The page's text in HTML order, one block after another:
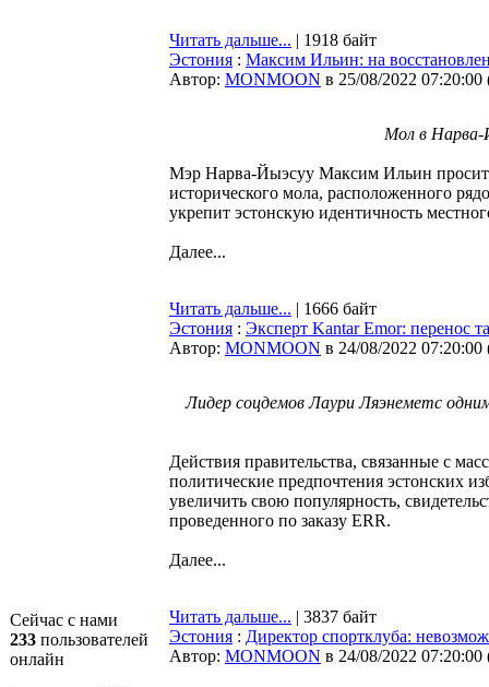
Сейчас с нами
233 пользователей
онлайн
Читать дальше... | 1918 байт
Эстония : Максим Ильин: на
Автор: MONMOON в 25/08/2022 07:20:00
Мол в Нарва-
Мэр Нарва-Йыэсуу Максим Ильин просит
исторического мола, расположенного
укрепит эстонскую идентичность
Далее...
Читать дальше... | 1666 байт
Эстония : Эксперт Kantar Emor: перенос
Автор: MONMOON в 24/08/2022 07:20:00
Лидер соцдемов Лаури Ляэнеметс
Действия правительства, связанные с
политические предпочтения эстонских
увеличить свою популярность,
проведенного по заказу ERR.
Далее...
Читать дальше... | 3837 байт
Эстония : Директор спортклуба:
Автор: MONMOON в 24/08/2022 07:20:00